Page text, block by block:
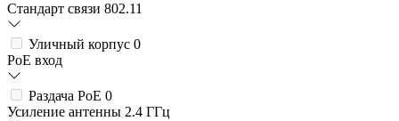
Стандарт связи 802.11
Уличный корпус 0
PoE вход
Раздача PoE 0
Усиление антенны 2.4 ГГц